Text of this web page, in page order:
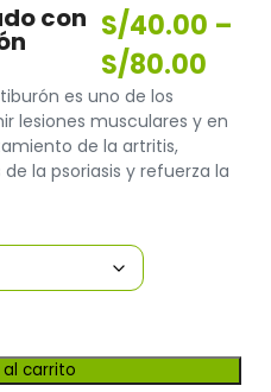
con S/40.00 –
S/80.00
es uno de los
lesiones musculares y en
de la artritis,
la psoriasis y refuerza la
carrito